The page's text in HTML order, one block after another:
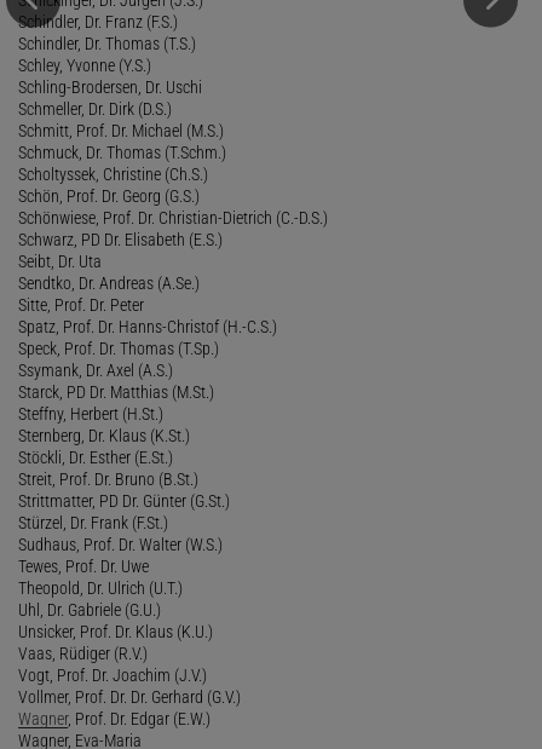
Schindler, Dr. Franz (F.S.)
Schindler, Dr. Thomas (T.S.)
Schley, Yvonne (Y.S.)
Schling-Brodersen, Dr. Uschi
Schmeller, Dr. Dirk (D.S.)
Schmitt, Prof. Dr. Michael (M.S.)
Schmuck, Dr. Thomas (T.Schm.)
Scholtyssek, Christine (Ch.S.)
Schön, Prof. Dr. Georg (G.S.)
Schönwiese, Prof. Dr. Christian-Dietrich (C.-D.S.)
Schwarz, PD Dr. Elisabeth (E.S.)
Seibt, Dr. Uta
Sendtko, Dr. Andreas (A.Se.)
Sitte, Prof. Dr. Peter
Spatz, Prof. Dr. Hanns-Christof (H.-C.S.)
Speck, Prof. Dr. Thomas (T.Sp.)
Ssymank, Dr. Axel (A.S.)
Starck, PD Dr. Matthias (M.St.)
Steffny, Herbert (H.St.)
Sternberg, Dr. Klaus (K.St.)
Stöckli, Dr. Esther (E.St.)
Streit, Prof. Dr. Bruno (B.St.)
Strittmatter, PD Dr. Günter (G.St.)
Stürzel, Dr. Frank (F.St.)
Sudhaus, Prof. Dr. Walter (W.S.)
Tewes, Prof. Dr. Uwe
Theopold, Dr. Ulrich (U.T.)
Uhl, Dr. Gabriele (G.U.)
Unsicker, Prof. Dr. Klaus (K.U.)
Vaas, Rüdiger (R.V.)
Vogt, Prof. Dr. Joachim (J.V.)
Vollmer, Prof. Dr. Dr. Gerhard (G.V.)
Wagner, Prof. Dr. Edgar (E.W.)
Wagner, Eva-Maria